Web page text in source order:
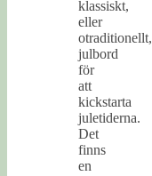
klassiskt,
eller
otraditionellt,
julbord
för
att
kickstarta
juletiderna.
Det
finns
en